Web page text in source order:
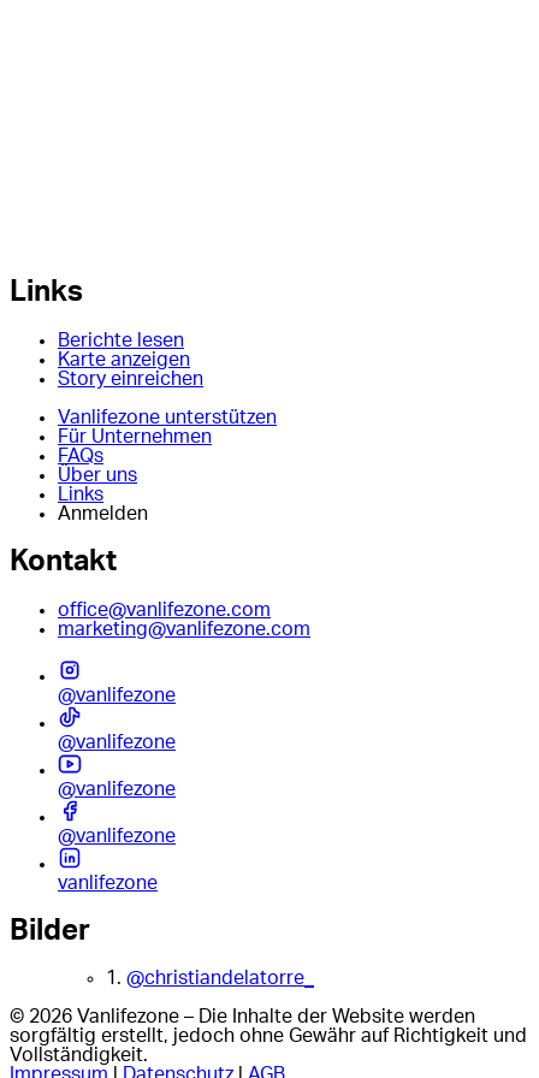
Links
Berichte lesen
Karte anzeigen
Story einreichen
Vanlifezone unterstützen
Für Unternehmen
FAQs
Über uns
Links
Anmelden
Kontakt
office@vanlifezone.com
marketing@vanlifezone.com
@vanlifezone
@vanlifezone
@vanlifezone
@vanlifezone
vanlifezone
Bilder
1. @christiandelatorre_
© 2026 Vanlifezone – Die Inhalte der Website werden
sorgfältig erstellt, jedoch ohne Gewähr auf Richtigkeit und
Vollständigkeit.